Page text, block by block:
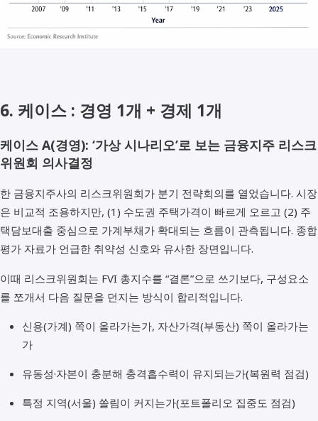
6. 케이스 : 경영 1개 + 경제 1개
케이스 A(경영): ‘가상 시나리오’로 보는 금융지주 리스크
위원회 의사결정
한 금융지주사의 리스크위원회가 분기 전략회의를 열었습니다. 시장
은 비교적 조용하지만, (1) 수도권 주택가격이 빠르게 오르고 (2) 주
택담보대출 중심으로 가계부채가 확대되는 흐름이 관측됩니다. 종합
평가 자료가 언급한 취약성 신호와 유사한 장면입니다.
이때 리스크위원회는 FVI 총지수를 “결론”으로 쓰기보다, 구성요소
를 쪼개서 다음 질문을 던지는 방식이 합리적입니다.
신용(가계) 쪽이 올라가는가, 자산가격(부동산) 쪽이 올라가는
가
유동성·자본이 충분해 충격흡수력이 유지되는가(복원력 점검)
특정 지역(서울) 쏠림이 커지는가(포트폴리오 집중도 점검)